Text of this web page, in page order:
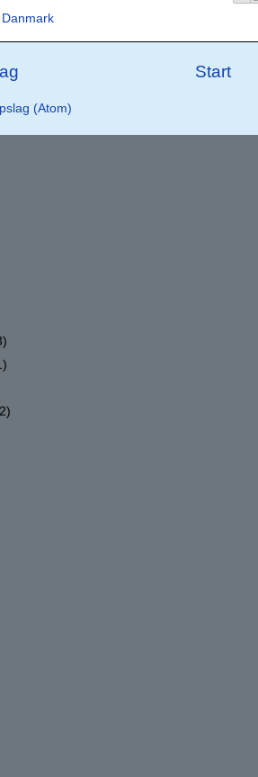
Start
(Atom)